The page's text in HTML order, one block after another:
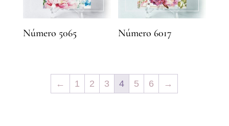
Número 5065 Número 6017
← 1 2 3 4 5 6 →